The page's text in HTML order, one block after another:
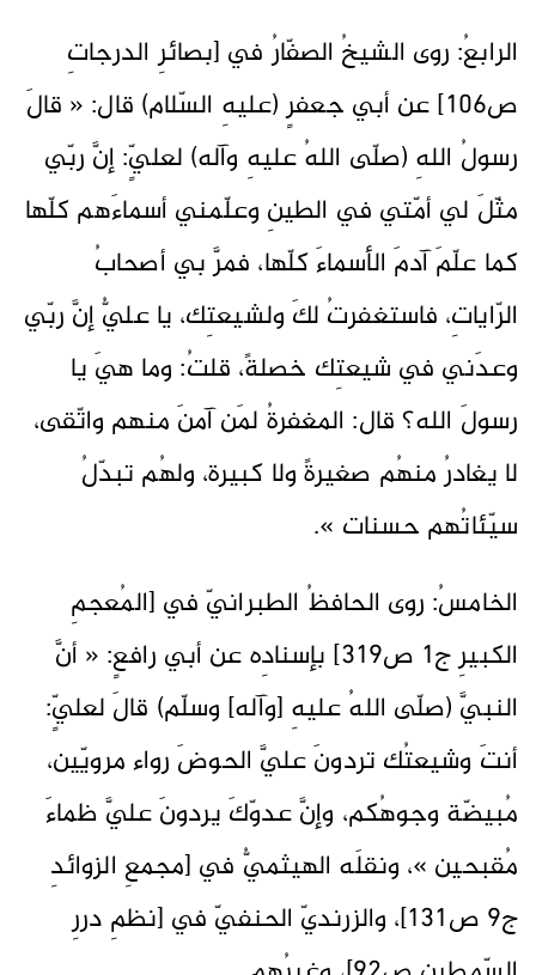
الرابعُ: روى الشيخُ الصفّارُ في [بصائرِ الدرجاتِ
ص106] عن أبي جعفرٍ (عليهِ السّلام) قال: « قالَ
رسولُ اللهِ (صلّى اللهُ عليهِ وآله) لعليٍّ: إنَّ ربّي
مثّلَ لي أمّتي في الطينِ وعلّمني أسماءَهم كلّها
كما علّمَ آدمَ الأسماءَ كلّها، فمرَّ بي أصحابُ
الرّاياتِ، فاستغفرتُ لكَ ولشيعتِك، يا عليُّ إنَّ ربّي
وعدَني في شيعتِك خصلةً، قلتُ: وما هيَ يا
رسولَ الله؟ قال: المغفرةُ لمَن آمنَ منهم واتّقى،
لا يغادرُ منهُم صغيرةً ولا كبيرة، ولهُم تبدّلُ
سيّئاتُهم حسنات ».
الخامسُ: روى الحافظُ الطبرانيّ في [المُعجمِ
الكبيرِ ج1 ص319] بإسنادِه عن أبي رافعٍ: « أنَّ
النبيَّ (صلّى اللهُ عليهِ [وآله] وسلّم) قالَ لعليٍّ:
أنتَ وشيعتُك تردونَ عليَّ الحوضَ رواء مرويّين،
مُبيضّة وجوهُكم، وإنَّ عدوّكَ يردونَ عليَّ ظماءَ
مُقبحين »، ونقلَه الهيثميُّ في [مجمعِ الزوائدِ
ج9 ص131]، والزرنديّ الحنفيّ في [نظمِ دررِ